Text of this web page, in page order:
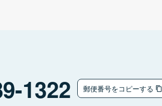
1322 郵便番号をコピーする